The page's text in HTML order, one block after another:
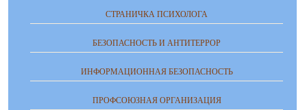
СТРАНИЧКА ПСИХОЛОГА
БЕЗОПАСНОСТЬ И АНТИТЕРРОР
ИНФОРМАЦИОННАЯ БЕЗОПАСНОСТЬ
ПРОФСОЮЗНАЯ ОРГАНИЗАЦИЯ